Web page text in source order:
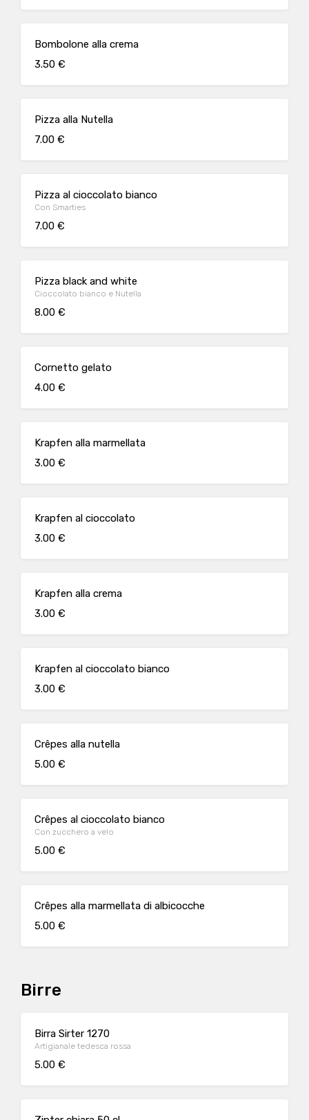
Bombolone alla crema
3.50 €
Pizza alla Nutella
7.00 €
Pizza al cioccolato bianco
Con Smarties
7.00 €
Pizza black and white
Cioccolato bianco e Nutella
8.00 €
Cornetto gelato
4.00 €
Krapfen alla marmellata
3.00 €
Krapfen al cioccolato
3.00 €
Krapfen alla crema
3.00 €
Krapfen al cioccolato bianco
3.00 €
Crêpes alla nutella
5.00 €
Crêpes al cioccolato bianco
Con zucchero a velo
5.00 €
Crêpes alla marmellata di albicocche
5.00 €
Birre
Birra Sirter 1270
Artigianale tedesca rossa
5.00 €